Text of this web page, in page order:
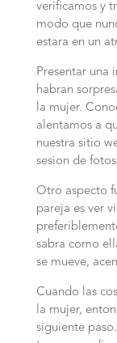
verificamos y
modo que
estara en un
Presentar una
habran
la mujer.
alentamos a
nuestra sitio
sesion de
Otro aspecto
pareja es ver
sabra como
se mueve,
Cuando las
la mujer,
siguiente